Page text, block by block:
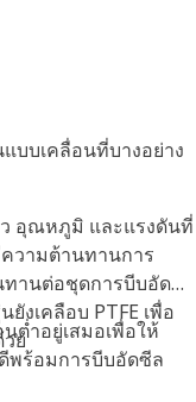
บบเคลื่อนที่บางอย่าง
อุณหภูมิ และแรงดันที่
ความต้านทานการ
านต่อชุดการบีบอัดซีล
งเคลือบ PTFE เพื่อ
ย
ต่ำอยู่เสมอเพื่อให้
พร้อมการบีบอัดซีล